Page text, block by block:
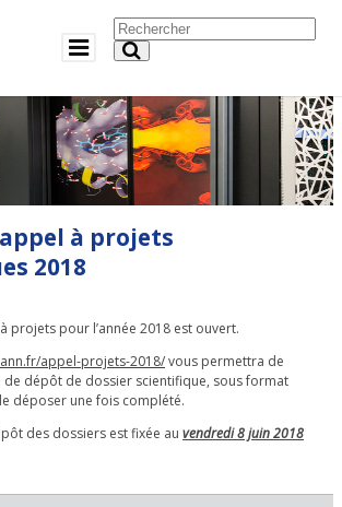
à projets
2018
projets pour l’année 2018 est ouvert.
appel-projets-2018/vous permettra de
dépôt de dossier scientifique, sous format
déposer une fois complété.
des dossiers est fixée au vendredi 8 juin 2018